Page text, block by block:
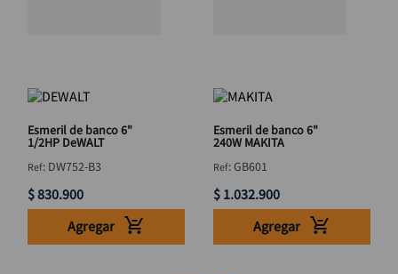
Esmeril de banco 6"
1/2HP DeWALT
: DW752-B3
$830.900
Agregar
Esmeril de banco 6"
240W MAKITA
:GB601
$ 1.032.900
Agregar